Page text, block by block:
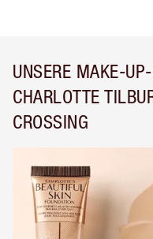
UNSERE MAKE-
CHARLOTTE
CROSSING